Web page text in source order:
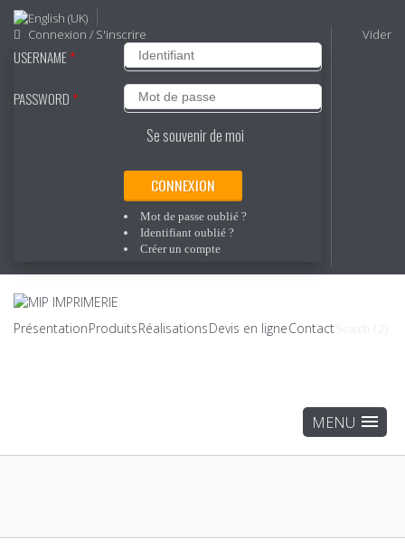
Connexion / S'inscrire
USERNAME*
PASSWORD *
Se souvenir de moi
CONNEXION
Mot de passe oublié ?
Identifiant oublié ?
Créer un compte
Vider
PrésentationProduitsRéalisationsDevis en ligneContact